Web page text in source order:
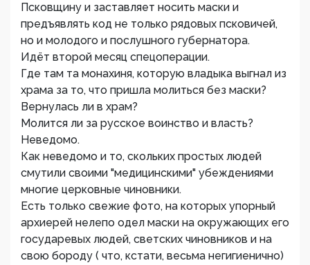
Псковщину и заставляет носить маски и
предъявлять код не только рядовых псковичей,
но и молодого и послушного губернатора.
Идёт второй месяц спецоперации.
Где там та монахиня, которую владыка выгнал из
храма за то, что пришла молиться без маски?
Вернулась ли в храм?
Молится ли за русское воинство и власть?
Неведомо.
Как неведомо и то, скольких простых людей
смутили своими "медицинскими" убеждениями
многие церковные чиновники.
Есть только свежие фото, на которых упорный
архиерей нелепо одел маски на окружающих его
государевых людей, светских чиновников и на
свою бороду ( что, кстати, весьма негигиенично)